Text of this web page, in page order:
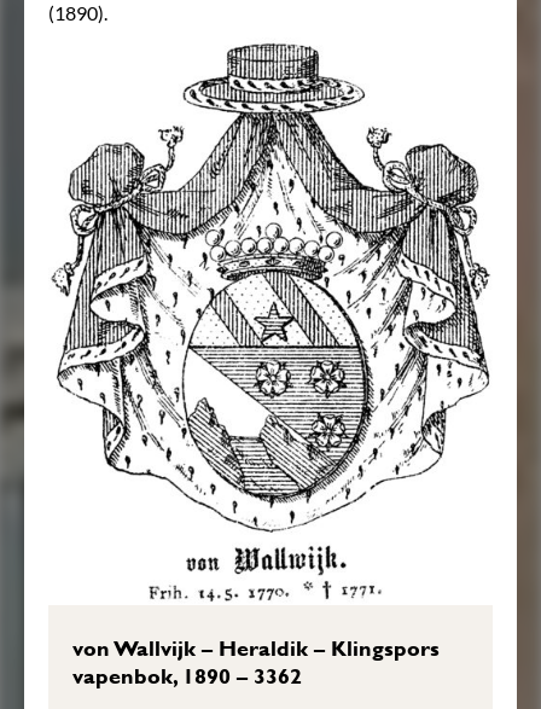
(1890).
von Wallvijk – Heraldik – Klingspors
vapenbok, 1890 – 3362